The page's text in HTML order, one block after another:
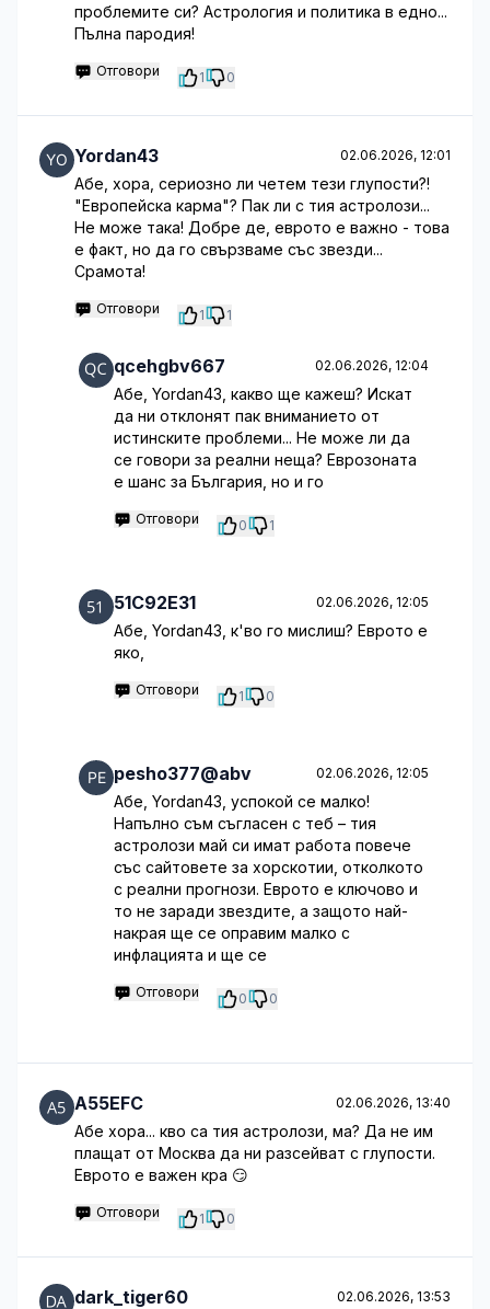
проблемите си? Астрология и политика в едно...
Пълна пародия!
Отговори 1 0
Yordan43 02.06.2026, 12:01
Абе, хора, сериозно ли четем тези глупости?!
"Европейска карма"? Пак ли с тия астролози...
Не може така! Добре де, еврото е важно - това
е факт, но да го свързваме със звезди...
Срамота!
Отговори 1 1
qcehgbv667 02.06.2026, 12:04
Абе, Yordan43, какво ще кажеш? Искат
да ни отклонят пак вниманието от
истинските проблеми... Не може ли да
се говори за реални неща? Еврозоната
е шанс за България, но и го
Отговори 0 1
51C92E31 02.06.2026, 12:05
Абе, Yordan43, к'во го мислиш? Еврото е
яко,
Отговори 1 0
pesho377@abv 02.06.2026, 12:05
Абе, Yordan43, успокой се малко!
Напълно съм съгласен с теб – тия
астролози май си имат работа повече
със сайтовете за хорскотии, отколкото
с реални прогнози. Еврото е ключово и
то не заради звездите, а защото най-
накрая ще се оправим малко с
инфлацията и ще се
Отговори 0 0
A55EFC 02.06.2026, 13:40
Абе хора... кво са тия астролози, ма? Да не им
плащат от Москва да ни разсейват с глупости.
Еврото е важен кра 😏
Отговори 1 0
dark_tiger60 02.06.2026, 13:53